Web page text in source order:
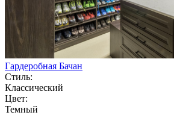
Гардеробная Бачан
Стиль:
Классический
Цвет:
Темный